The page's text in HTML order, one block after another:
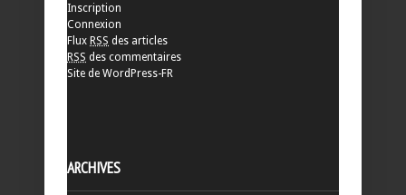
Inscription
Connexion
Flux RSS des articles
RSS des commentaires
Site de WordPress-FR
ARCHIVES